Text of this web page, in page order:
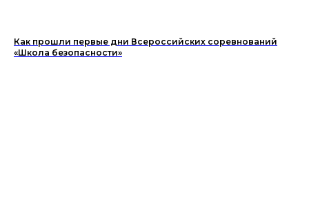
Как прошли первые дни Всероссийских соревнований
«Школа безопасности»